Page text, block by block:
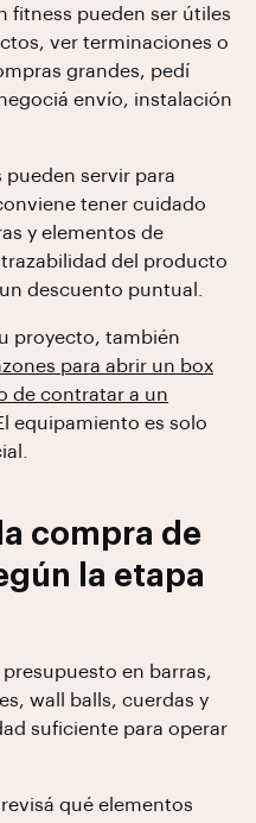
fitness pueden ser útiles
ver terminaciones o
grandes, pedí
envío, instalación
pueden servir para
tener cuidado
y elementos de
del producto
descuento puntual.
proyecto, también
para abrir un box
de contratar a un
El equipamiento es solo
compra de
la etapa
en barras,
wall balls, cuerdas y
suficiente para operar
qué elementos